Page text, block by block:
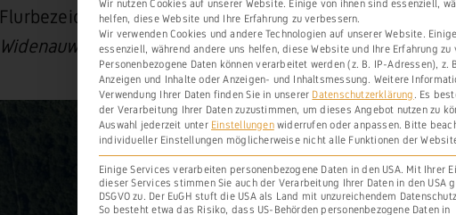
FlurbezeichnungAuf der Weidenau(früherWydenarche
Widenauwe
oderWeidenauwe).
Wir nutzen Cookies auf unserer Website. Einige von ihnen sind essenziell,
helfen, diese Website und Ihre Erfahrung zu verbessern.
Wir verwenden Cookies und andere Technologien auf unserer Website.
essenziell, während andere uns helfen, diese Website und Ihre Erfahrung zu
Personenbezogene Daten können verarbeitet werden (z. B. IP-Adressen), z.
Anzeigen und Inhalte oder Anzeigen- und Inhaltsmessung. Weitere
Verwendung Ihrer Daten finden Sie in unserer Datenschutzerklärung . Es
der Verarbeitung Ihrer Daten zuzustimmen, um dieses Angebot nutzen zu
Auswahl jederzeit unter Einstellungenwiderrufen oder anpassen. Bitte
individueller Einstellungen möglicherweise nicht alle Funktionen der
Einige Services verarbeiten personenbezogene Daten in den USA. Mit Ihrer
dieser Services stimmen Sie auch der Verarbeitung Ihrer Daten in den USA
DSGVO zu. Der EuGH stuft die USA als Land mit unzureichendem
So besteht etwa das Risiko, dass US-Behörden personenbezogene Daten in